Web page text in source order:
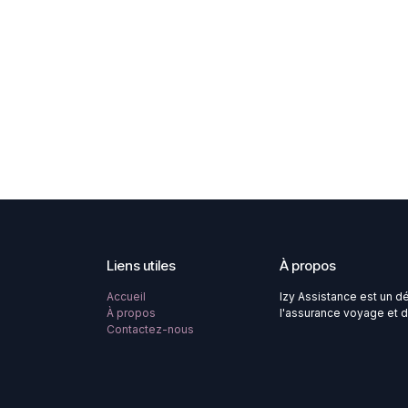
Liens utiles
Accueil
À propos
Contactez-nous
À propos
Izy Assistance est un
l'assurance voyage et